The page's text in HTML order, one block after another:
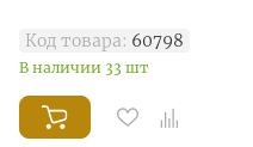
Код товара: 60798
В наличии 33 шт